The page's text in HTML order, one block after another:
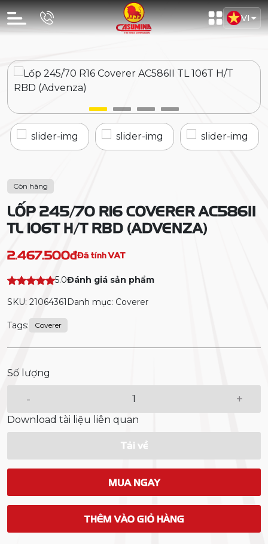
VI
Còn hàng
LỐP 245/70 R16 COVERER AC586II
TL 106T H/T RBD (ADVENZA)
2.467.500đĐã tính VAT
5.0Đánh giá sản phẩm
SKU: 21064361 Danh mục: Coverer
Tags: Coverer
Số lượng
- +
Download tài liệu liên quan
Tải về
MUA NGAY
THÊM VÀO GIỎ HÀNG